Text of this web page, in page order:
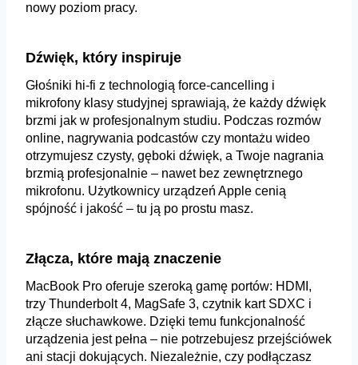
nowy poziom pracy.
Dźwięk, który inspiruje
Głośniki hi‑fi z technologią force-cancelling i
mikrofony klasy studyjnej sprawiają, że każdy dźwięk
brzmi jak w profesjonalnym studiu. Podczas rozmów
online, nagrywania podcastów czy montażu wideo
otrzymujesz czysty, gęboki dźwięk, a Twoje nagrania
brzmią profesjonalnie – nawet bez zewnętrznego
mikrofonu. Użytkownicy urządzeń Apple cenią
spójność i jakość – tu ją po prostu masz.
Złącza, które mają znaczenie
MacBook Pro oferuje szeroką gamę portów: HDMI,
trzy Thunderbolt 4, MagSafe 3, czytnik kart SDXC i
złącze słuchawkowe. Dzięki temu funkcjonalność
urządzenia jest pełna – nie potrzebujesz przejściówek
ani stacji dokujących. Niezależnie, czy podłączasz